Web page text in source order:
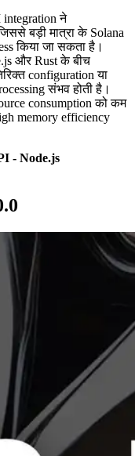
ने
बड़ी मात्रा के Solana
किया जा सकता है।
और Rust के बीच
configuration या
संभव होती है।
consumption को कम
memory efficiency
- Node.js